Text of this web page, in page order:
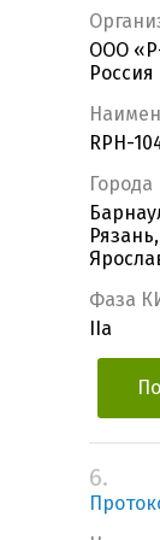
ООО
Россия
RPH-
Города
Фаза
IIa
6.